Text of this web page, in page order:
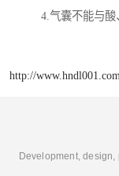
4.气囊不能与酸
http://www.hndl001.com
Development,